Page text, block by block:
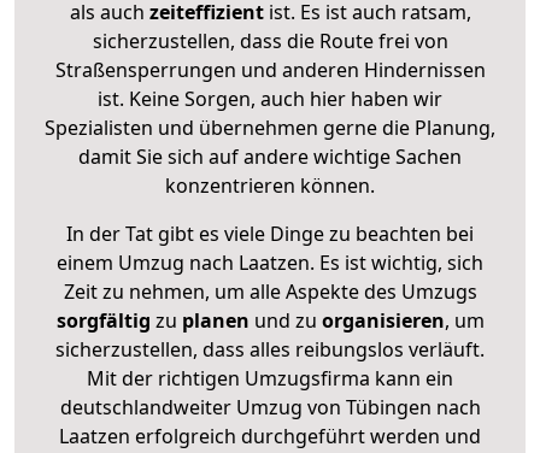
als auch zeiteffizientist. Es ist auch ratsam,
sicherzustellen, dass die Route frei von
Straßensperrungen und anderen Hindernissen
ist. Keine Sorgen, auch hier haben wir
Spezialisten und übernehmen gerne die Planung,
damit Sie sich auf andere wichtige Sachen
konzentrieren können.
In der Tat gibt es viele Dinge zu beachten bei
einem Umzug nach Laatzen. Es ist wichtig, sich
Zeit zu nehmen, um alle Aspekte des Umzugs
sorgfältig zu planen und zu organisieren, um
sicherzustellen, dass alles reibungslos verläuft.
Mit der richtigen Umzugsfirma kann ein
deutschlandweiter Umzug von Tübingen nach
Laatzen erfolgreich durchgeführt werden und